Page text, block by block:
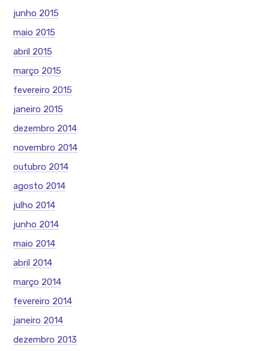
junho 2015
maio 2015
abril 2015
março 2015
fevereiro 2015
janeiro 2015
dezembro 2014
novembro 2014
outubro 2014
agosto 2014
julho 2014
junho 2014
maio 2014
abril 2014
março 2014
fevereiro 2014
janeiro 2014
dezembro 2013